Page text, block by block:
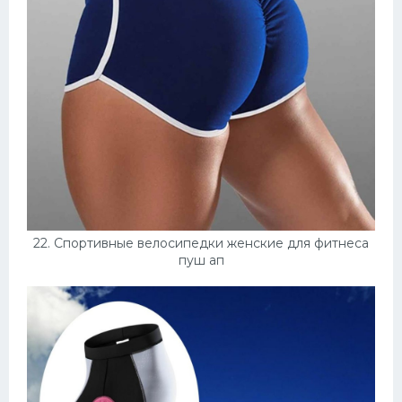
22. Спортивные велосипедки женские для фитнеса
пуш ап